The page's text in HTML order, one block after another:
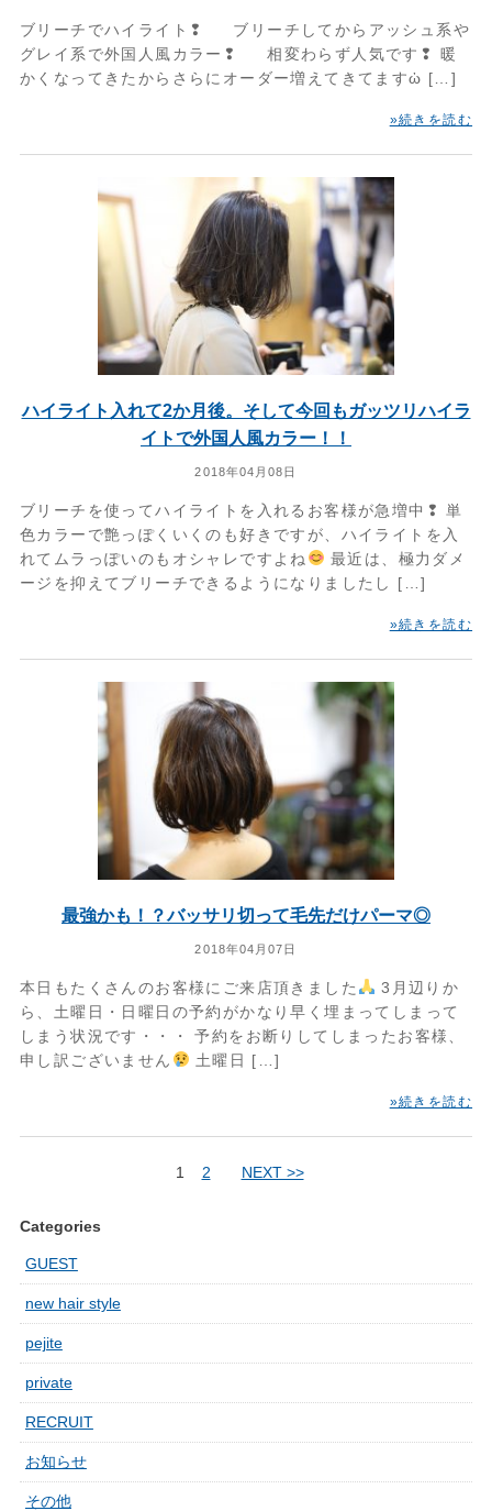
ブリーチでハイライト❢ ブリーチしてからアッシュ系や
グレイ系で外国人風カラー❢ 相変わらず人気です❢ 暖
かくなってきたからさらにオーダー増えてきてますὠ […]
»続きを読む
ハイライト入れて2か月後。そして今回もガッツリハイラ
イトで外国人風カラー！！
2018年04月08日
ブリーチを使ってハイライトを入れるお客様が急増中❢ 単
色カラーで艶っぽくいくのも好きですが、ハイライトを入
れてムラっぽいのもオシャレですよね
最近は、極力ダメ
ージを抑えてブリーチできるようになりましたし […]
»続きを読む
最強かも！？バッサリ切って毛先だけパーマ◎
2018年04月07日
本日もたくさんのお客様にご来店頂きました
3月辺りか
ら、土曜日・日曜日の予約がかなり早く埋まってしまって
しまう状況です・・・ 予約をお断りしてしまったお客様、
申し訳ございません
土曜日 […]
»続きを読む
1 2 NEXT >>
Categories
GUEST
new hair style
pejite
private
RECRUIT
お知らせ
その他